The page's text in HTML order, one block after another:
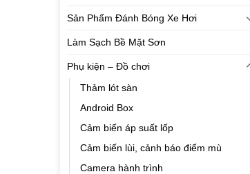
Sản Phẩm Đánh Bóng Xe Hơi
Làm Sạch Bề Mặt Sơn
Phụ kiện – Đồ chơi
Thảm lót sàn
Android Box
Cảm biến áp suất lốp
Cảm biến lùi, cảnh báo điểm mù
Camera hành trình
hình ô tô TEYES CC3L
Màn hình ô tô TEYES CC3
2K 360